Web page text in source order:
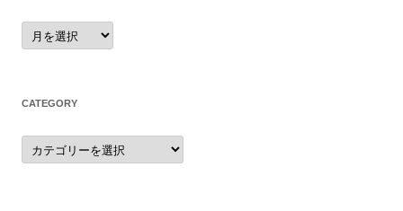
archives
CATEGORY
category